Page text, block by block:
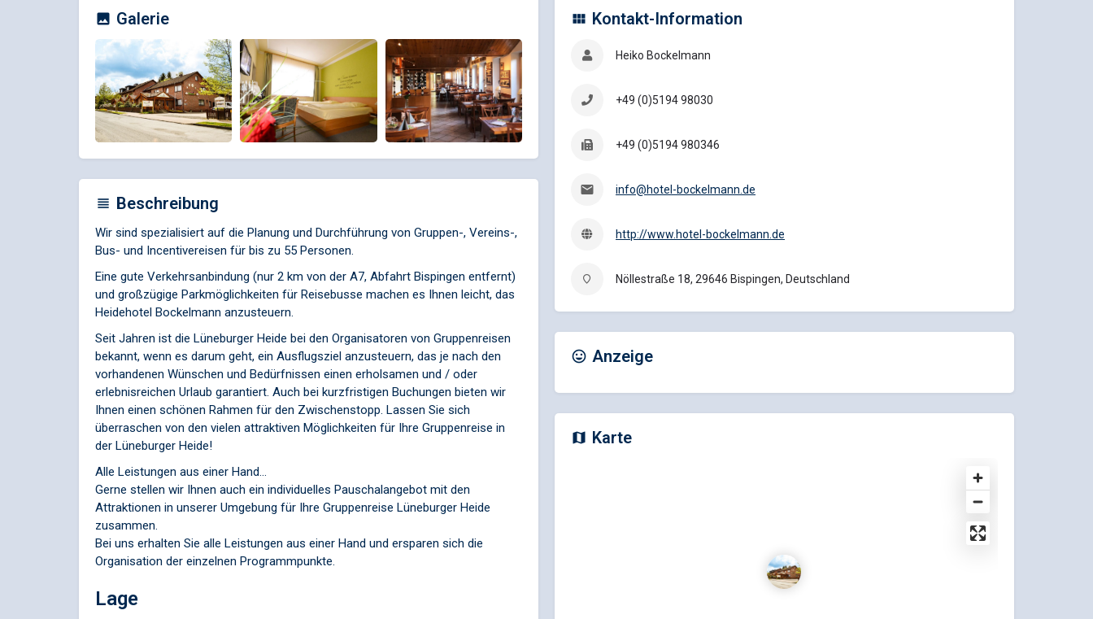
Galerie
Beschreibung
Wir sind spezialisiert auf die Planung und Durchführung von Gruppen-, Vereins-,
Bus- und Incentivereisen für bis zu 55 Personen.
Eine gute Verkehrsanbindung (nur 2 km von der A7, Abfahrt Bispingen entfernt)
und großzügige Parkmöglichkeiten für Reisebusse machen es Ihnen leicht, das
Heidehotel Bockelmann anzusteuern.
Seit Jahren ist die Lüneburger Heide bei den Organisatoren von Gruppenreisen
bekannt, wenn es darum geht, ein Ausflugsziel anzusteuern, das je nach den
vorhandenen Wünschen und Bedürfnissen einen erholsamen und / oder
erlebnisreichen Urlaub garantiert. Auch bei kurzfristigen Buchungen bieten wir
Ihnen einen schönen Rahmen für den Zwischenstopp. Lassen Sie sich
überraschen von den vielen attraktiven Möglichkeiten für Ihre Gruppenreise in
der Lüneburger Heide!
Alle Leistungen aus einer Hand...
Gerne stellen wir Ihnen auch ein individuelles Pauschalangebot mit den
Attraktionen in unserer Umgebung für Ihre Gruppenreise Lüneburger Heide
zusammen.
Bei uns erhalten Sie alle Leistungen aus einer Hand und ersparen sich die
Organisation der einzelnen Programmpunkte.
Lage
Kontakt-Information
Heiko Bockelmann
+49 (0)5194 98030
+49 (0)5194 980346
info@hotel-bockelmann.de
http://www.hotel-bockelmann.de
Nöllestraße 18, 29646 Bispingen, Deutschland
Anzeige
Karte